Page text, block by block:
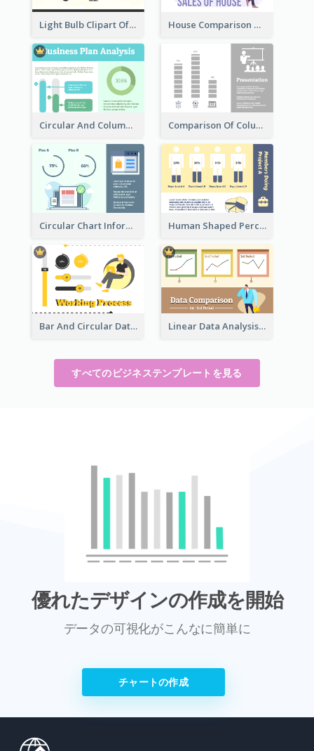
Light Bulb Clipart Of New Ideas House Comparison With Information
Circular And Column Information Comparison Of Column Clipart
Circular Chart Information Comparison Human Shaped Percentage
Bar And Circular Data Analysis Linear Data Analysis Comparison
すべてのビジネステンプレートを見る
優れたデザインの作成を開始
データの可視化がこんなに簡単に
チャートの作成